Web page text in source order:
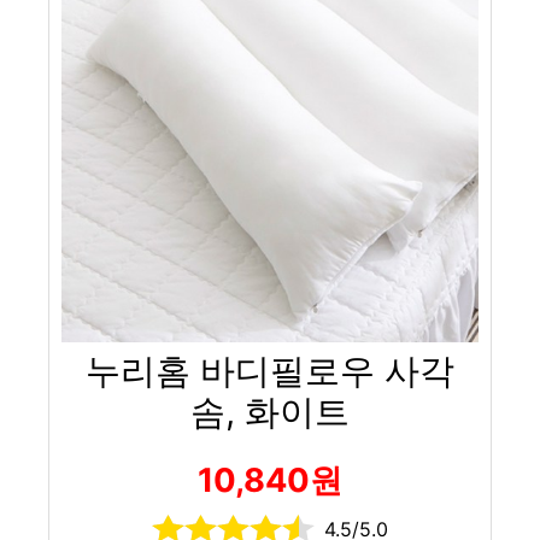
누리홈 바디필로우 사각
솜, 화이트
10,840원
4.5/5.0